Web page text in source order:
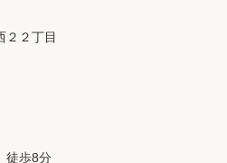
２２丁目
徒歩8分